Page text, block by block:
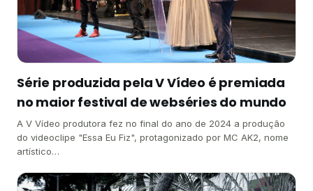
Série produzida pela V Vídeo é premiada
no maior festival de webséries do mundo
A V Vídeo produtora fez no final do ano de 2024 a produção
do videoclipe "Essa Eu Fiz", protagonizado por MC AK2, nome
artístico…